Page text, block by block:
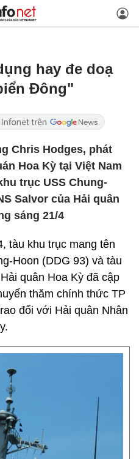
hay đe doạ
Đông"
Chris Hodges, phát
Hoa Kỳ tại Việt Nam
trục USS Chung-
Salvor của Hải quân
sáng 21/4
tàu khu trục mang tên
Hoon (DDG 93) và tàu
quân Hoa Kỳ đã cập
thăm chính thức TP
đổi với Hải quân Nhân